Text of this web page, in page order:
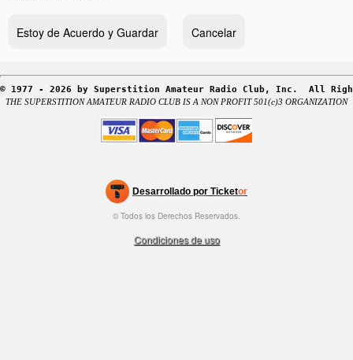
© 1977 - 2026 by Superstition Amateur Radio Club, Inc.  All
THE SUPERSTITION AMATEUR RADIO CLUB IS A NON PROFIT 501(c)3 ORGANIZATION
Desarrollado por Ticketor
Sistema de venta de entradas y taquilla de Ticketor
Software de venta de entradas para bares y clubes nocturnos
eficaz: fácil configuración
© Todos los Derechos Reservados.
Condiciones de uso